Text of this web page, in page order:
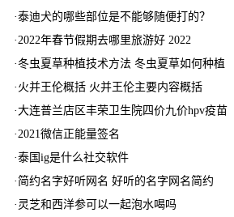
·泰迪犬的哪些部位是不能够随便打的？
·2022年春节假期去哪里旅游好 2022
·冬虫夏草种植技术方法 冬虫夏草如何种植
· 火并王伦概括 火并王伦主要内容概括
·大连普兰店区丰荣卫生院四价九价hpv疫苗
·2021微信正能量签名
·泰国ig是什么社交软件
·简约名字好听网名 好听的名字网名简约
· 灵芝和西洋参可以一起泡水喝吗